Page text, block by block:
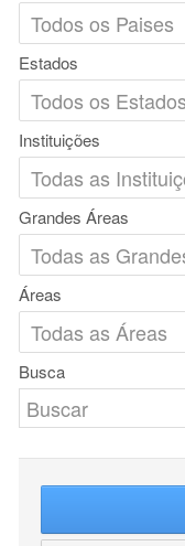
Estados
Instituições
Grandes Áreas
Áreas
Busca